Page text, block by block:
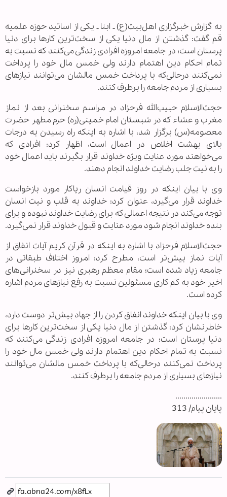
به گزارش خبرگزاری اهل‌بیت(ع) ـ ابنا ـ یکی از اساتید حوزه علمیه
قم گفت: گذشتن از مال دنیا یکی از سخت‌ترین کارها برای دنیا
پرستان است؛ در جامعه امروزه افرادی زندگی می‌کنند که نسبت به
تمام احکام دین اهتمام دارند ولی خمس مال خود را پرداخت
نمی‌کنند درحالی‌که با پرداخت خمس مالشان می‌توانند نیازهای
بسیاری از مردم جامعه را برطرف کنند.
حجت‌الاسلام‌ حبیب‌الله فرحزاد در مراسم سخنرانی بعد از نماز
مغرب و عشاء که در شبستان امام خمینی(ره) حرم مطهر حضرت
معصومه(س) برگزار شد، با اشاره به اینکه راه رسیدن به درجات
بالای بهشت اخلاص در اعمال است، اظهار کرد: افرادی که
می‌خواهند مورد عنایت ویژه خداوند قرار بگیرند باید اعمال خود
را به نیت جلب رضایت خداوند انجام دهند.
وی با بیان اینکه در روز قیامت انسان ریاکار مورد بازخواست
خداوند قرار می‌گیرد، عنوان کرد: خداوند به قلب و نیت انسان
توجه می‌کند در نتیجه اعمالی که برای رضایت خداوند نبوده و برای
بنده خداوند انجام شود مورد عنایت و قبول خداوند قرار نمی‌گیرد.
حجت‌الاسلام‌ فرحزاد با اشاره به اینکه در قرآن کریم آیات انفاق از
آیات نماز بیش‌تر است، مطرح کرد: امروز اختلاف طبقاتی در
جامعه زیاد شده است؛ مقام معظم رهبری نیز در سخنرانی‌های
اخیر خود به کم کاری مسئولین نسبت به رفع نیازهای مردم اشاره
کرده است.
وی با بیان اینکه خداوند انفاق کردن را از جهاد بیش‌تر دوست دارد،
خاطرنشان کرد: گذشتن از مال دنیا یکی از سخت‌ترین کارها برای
دنیا پرستان است؛ در جامعه امروزه افرادی زندگی می‌کنند که
نسبت به تمام احکام دین اهتمام دارند ولی خمس مال خود را
پرداخت نمی‌کنند درحالی‌که با پرداخت خمس مالشان می‌توانند
نیازهای بسیاری از مردم جامعه را برطرف کنند.
.......................
پایان پیام/ 313